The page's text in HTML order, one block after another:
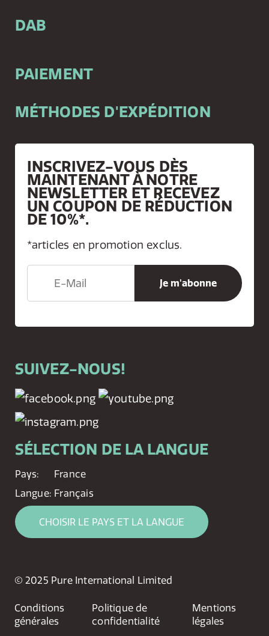
DAB
PAIEMENT
MÉTHODES D'EXPÉDITION
INSCRIVEZ-VOUS DÈS
MAINTENANT À NOTRE
NEWSLETTER ET RECEVEZ
UN COUPON DE RÉDUCTION
DE 10%*.
*articles en promotion exclus.
SUIVEZ-NOUS!
SÉLECTION DE LA LANGUE
Pays:
France
Langue: Français
CHOISIR LE PAYS ET LA LANGUE
© 2025 Pure International Limited
Conditions
générales
Politique de
confidentialité
Mentions
légales